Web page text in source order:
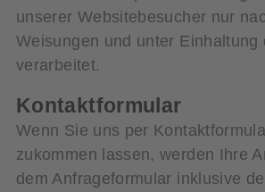
unserer Websitebesucher nur
Weisungen und unter Einhaltung
verarbeitet.
Kontaktformular
Wenn Sie uns per
zukommen lassen, werden Ihre
dem Anfrageformular inklusive